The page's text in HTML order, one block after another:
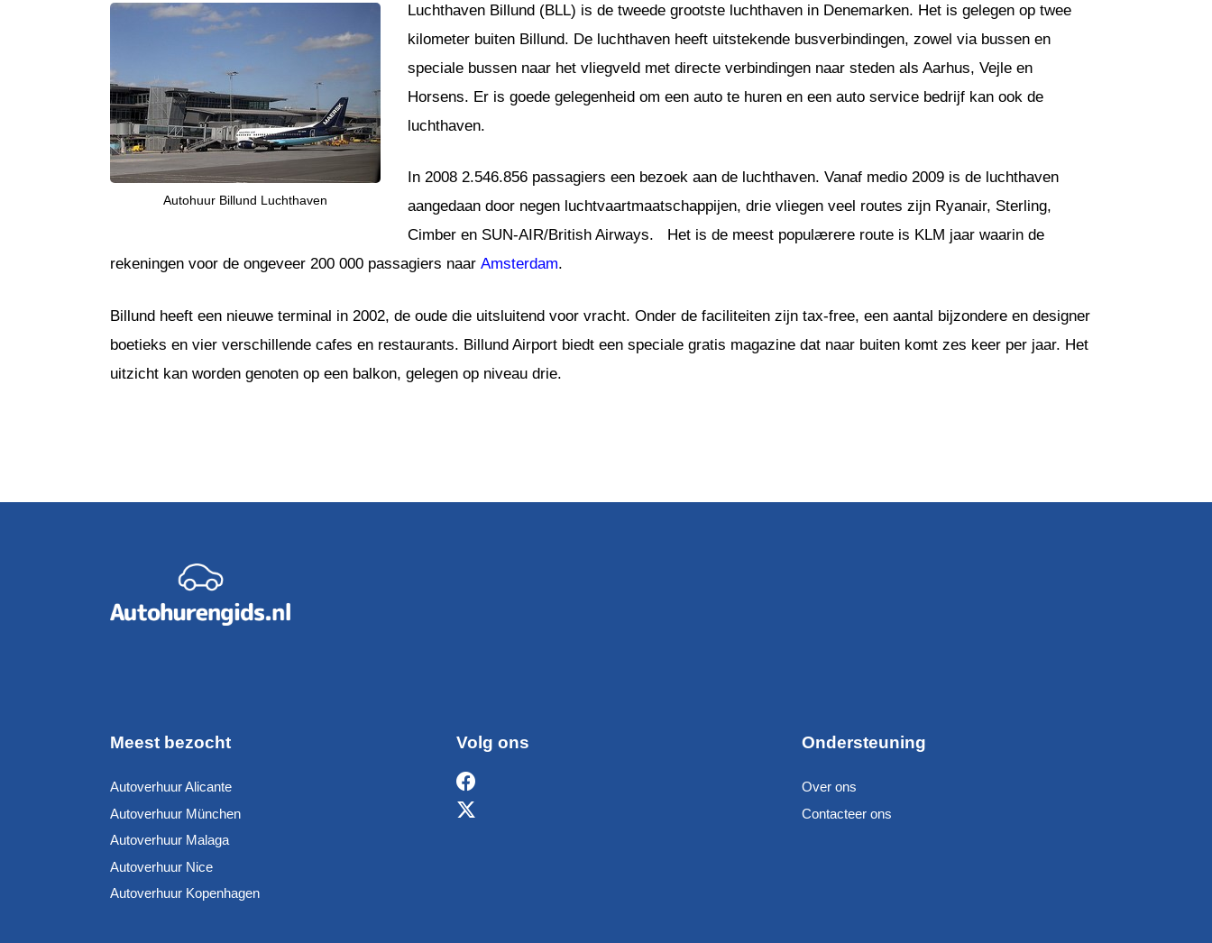
Autohuur Billund Luchthaven
Luchthaven Billund (BLL) is de tweede grootste luchthaven in Denemarken. Het is gelegen op twee
kilometer buiten Billund. De luchthaven heeft uitstekende busverbindingen, zowel via bussen en
speciale bussen naar het vliegveld met directe verbindingen naar steden als Aarhus, Vejle en
Horsens. Er is goede gelegenheid om een auto te huren en een auto service bedrijf kan ook de
luchthaven.
In 2008 2.546.856 passagiers een bezoek aan de luchthaven. Vanaf medio 2009 is de luchthaven
aangedaan door negen luchtvaartmaatschappijen, drie vliegen veel routes zijn Ryanair, Sterling,
Cimber en SUN-AIR/British Airways. Het is de meest populærere route is KLM jaar waarin de
rekeningen voor de ongeveer 200 000 passagiers naar Amsterdam.
Billund heeft een nieuwe terminal in 2002, de oude die uitsluitend voor vracht. Onder de faciliteiten zijn tax-free, een aantal bijzondere en designer
boetieks en vier verschillende cafes en restaurants. Billund Airport biedt een speciale gratis magazine dat naar buiten komt zes keer per jaar. Het
uitzicht kan worden genoten op een balkon, gelegen op niveau drie.
Meest bezocht
Autoverhuur Alicante
Autoverhuur München
Autoverhuur Malaga
Autoverhuur Nice
Autoverhuur Kopenhagen
Volg ons Ondersteuning
Over ons
Contacteer ons